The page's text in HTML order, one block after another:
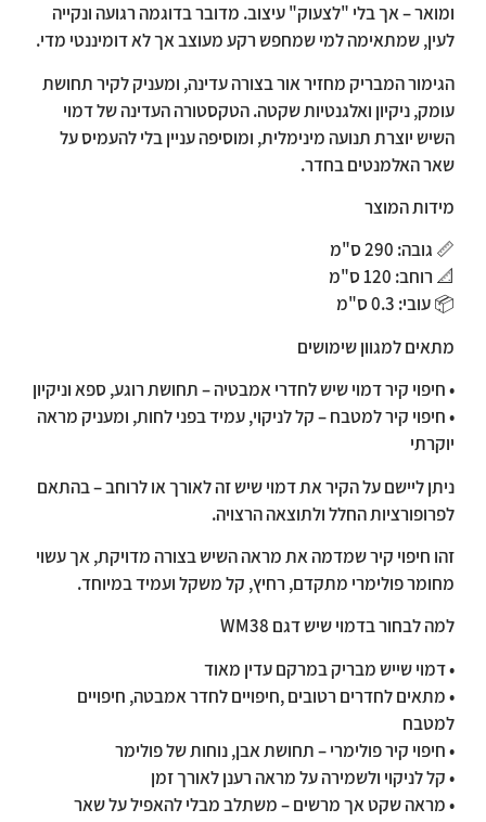
ומואר – אך בלי "לצעוק" עיצוב. מדובר בדוגמה רגועה ונקייה
לעין, שמתאימה למי שמחפש רקע מעוצב אך לא דומיננטי מדי.
הגימור המבריק מחזיר אור בצורה עדינה, ומעניק לקיר תחושת
עומק, ניקיון ואלגנטיות שקטה. הטקסטורה העדינה של דמוי
השיש יוצרת תנועה מינימלית, ומוסיפה עניין בלי להעמיס על
שאר האלמנטים בחדר.
מידות המוצר
📏 גובה: 290 ס"מ
📐 רוחב: 120 ס"מ
📦עובי: 0.3 ס"מ
מתאים למגוון שימושים
• חיפוי קיר דמוי שיש לחדרי אמבטיה – תחושת רוגע, ספא וניקיון
• חיפוי קיר למטבח – קל לניקוי, עמיד בפני לחות, ומעניק מראה
יוקרתי
ניתן ליישם על הקיר את דמוי שיש זה לאורך או לרוחב – בהתאם
לפרופורציות החלל ולתוצאה הרצויה.
זהו חיפוי קיר שמדמה את מראה השיש בצורה מדויקת, אך עשוי
מחומר פולימרי מתקדם, רחיץ, קל משקל ועמיד במיוחד.
למה לבחור בדמוי שיש דגם
WM38
• דמוי שייש מבריק במרקם עדין מאוד
• מתאים לחדרים רטובים ,חיפויים לחדר אמבטה, חיפויים
למטבח
• חיפוי קיר פולימרי – תחושת אבן, נוחות של פולימר
• קל לניקוי ולשמירה על מראה רענן לאורך זמן
• מראה שקט אך מרשים – משתלב מבלי להאפיל על שאר